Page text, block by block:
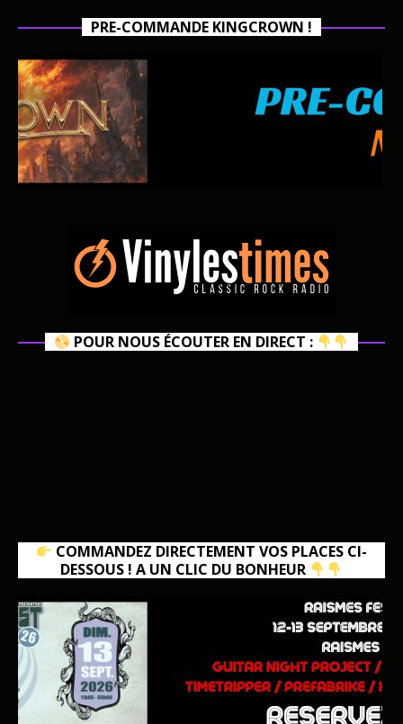
PRE-COMMANDE KINGCROWN !
POUR NOUS ÉCOUTER EN DIRECT :
COMMANDEZ DIRECTEMENT VOS PLACES CI-
DESSOUS ! A UN CLIC DU BONHEUR